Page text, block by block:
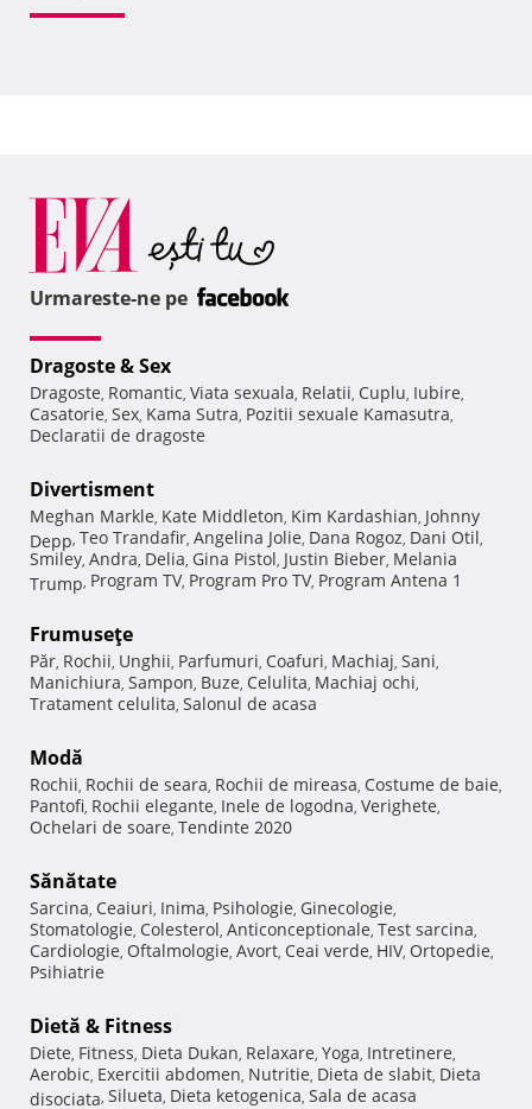
Urmareste-ne pe
Dragoste & Sex
Dragoste, Romantic, Viata sexuala, Relatii, Cuplu, Iubire,
Casatorie, Sex, Kama Sutra, Pozitii sexuale Kamasutra,
Declaratii de dragoste
Divertisment
Meghan Markle, Kate Middleton, Kim Kardashian, Johnny
Depp, Teo Trandafir, Angelina Jolie, Dana Rogoz, Dani Otil,
Smiley, Andra, Delia, Gina Pistol, Justin Bieber, Melania
Trump, Program TV, Program Pro TV, Program Antena 1
Frumuseţe
Păr, Rochii, Unghii, Parfumuri, Coafuri, Machiaj, Sani,
Manichiura, Sampon, Buze, Celulita, Machiaj ochi,
Tratament celulita, Salonul de acasa
Modă
Rochii, Rochii de seara, Rochii de mireasa, Costume de baie,
Pantofi, Rochii elegante, Inele de logodna, Verighete,
Ochelari de soare, Tendinte 2020
Sănătate
Sarcina, Ceaiuri, Inima, Psihologie, Ginecologie,
Stomatologie, Colesterol, Anticonceptionale, Test sarcina,
Cardiologie, Oftalmologie, Avort, Ceai verde, HIV, Ortopedie,
Psihiatrie
Dietă & Fitness
Diete, Fitness, Dieta Dukan, Relaxare, Yoga, Intretinere,
Aerobic, Exercitii abdomen, Nutritie, Dieta de slabit, Dieta
disociata, Silueta, Dieta ketogenica, Sala de acasa